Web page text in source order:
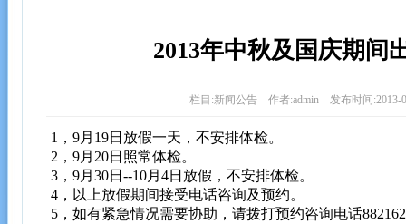
2013年中秋及国庆期间
栏目:新闻公告 作者:admin 发布时间:2013-
1，9月19日放假一天，不安排体检。
2，9月20日照常体检。
3，9月30日--10月4日放假，不安排体检。
4，以上放假期间接受电话咨询及预约。
5，如有紧急情况需要协助，请拨打预约咨询电话